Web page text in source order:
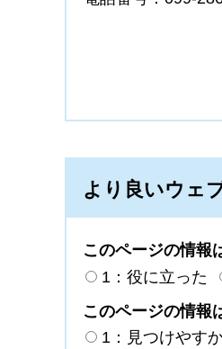
より良いウェ
このページの情報
1：役に立った
このページの情報
1：見つけやす